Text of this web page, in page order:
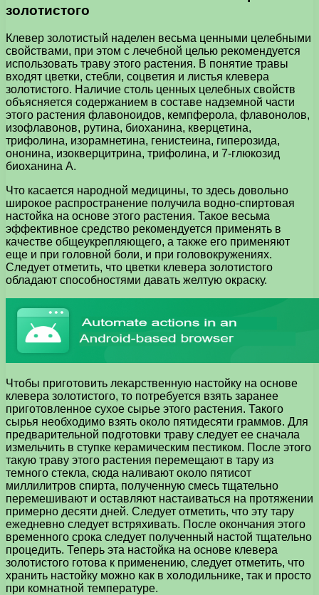
золотистого
Клевер золотистый наделен весьма ценными целебными
свойствами, при этом с лечебной целью рекомендуется
использовать траву этого растения. В понятие травы
входят цветки, стебли, соцветия и листья клевера
золотистого. Наличие столь ценных целебных свойств
объясняется содержанием в составе надземной части
этого растения флавоноидов, кемпферола, флавонолов,
изофлавонов, рутина, биоханина, кверцетина,
трифолина, изорамнетина, генистеина, гиперозида,
ононина, изокверцитрина, трифолина, и 7-глюкозид
биоханина А.
Что касается народной медицины, то здесь довольно
широкое распространение получила водно-спиртовая
настойка на основе этого растения. Такое весьма
эффективное средство рекомендуется применять в
качестве общеукрепляющего, а также его применяют
еще и при головной боли, и при головокружениях.
Следует отметить, что цветки клевера золотистого
обладают способностями давать желтую окраску.
Чтобы приготовить лекарственную настойку на основе
клевера золотистого, то потребуется взять заранее
приготовленное сухое сырье этого растения. Такого
сырья необходимо взять около пятидесяти граммов. Для
предварительной подготовки траву следует ее сначала
измельчить в ступке керамическим пестиком. После этого
такую траву этого растения перемещают в тару из
темного стекла, сюда наливают около пятисот
миллилитров спирта, полученную смесь тщательно
перемешивают и оставляют настаиваться на протяжении
примерно десяти дней. Следует отметить, что эту тару
ежедневно следует встряхивать. После окончания этого
временного срока следует полученный настой тщательно
процедить. Теперь эта настойка на основе клевера
золотистого готова к применению, следует отметить, что
хранить настойку можно как в холодильнике, так и просто
при комнатной температуре.